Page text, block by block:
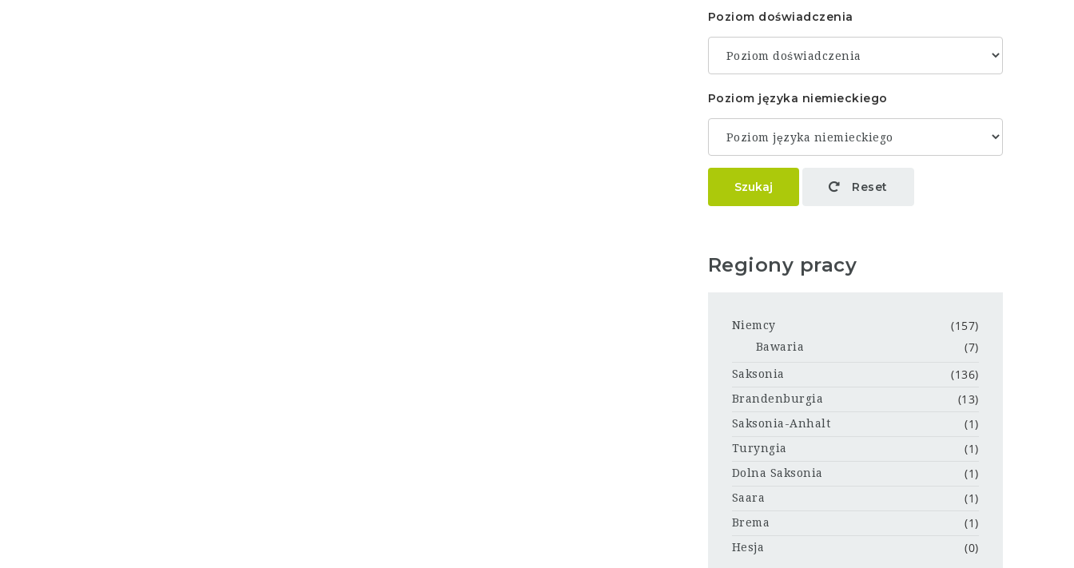
Poziom doświadczenia
Poziom języka niemieckiego
Szukaj Reset
Regiony pracy
Niemcy (157)
Bawaria (7)
Saksonia (136)
Brandenburgia (13)
Saksonia-Anhalt (1)
Turyngia (1)
Dolna Saksonia (1)
Saara (1)
Brema (1)
Hesja (0)